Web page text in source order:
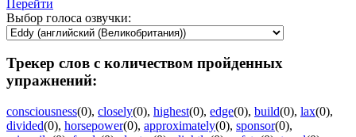
Перейти
Выбор голоса озвучки:
Трекер слов с количеством пройденных
упражнений:
consciousness(0), closely(0), highest(0), edge(0), build(0), lax(0),
divided(0), horsepower(0), approximately(0), sponsor(0),